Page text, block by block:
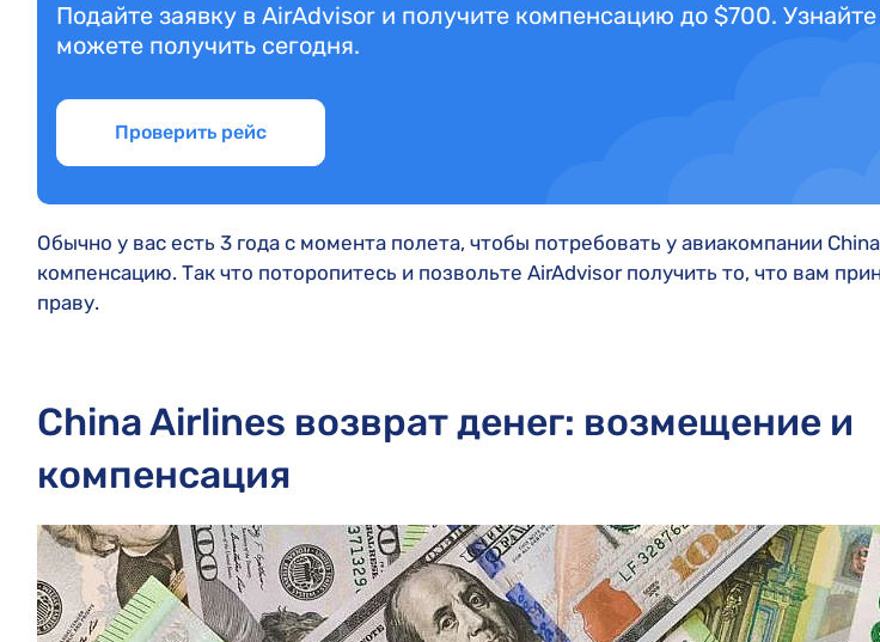
Подайте заявку в AirAdvisor и получите компенсацию до $700.
можете получить сегодня.
Проверить рейс
Обычно у вас есть 3 года с момента полета, чтобы потребовать у авиакомпании
компенсацию. Так что поторопитесь и позвольте AirAdvisor получить то, что вам
праву.
China Airlines возврат денег: возмещение и
компенсация